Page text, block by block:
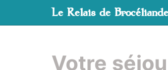
Le Relais de Brocéliande
Votre
Panneau de gestion des cookies